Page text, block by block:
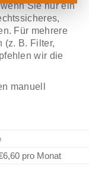
wenn Sie nurein
Für mehrere
(z. B. Filter,
wir die
manuell
pro Monat